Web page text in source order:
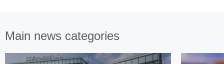
Main news categories